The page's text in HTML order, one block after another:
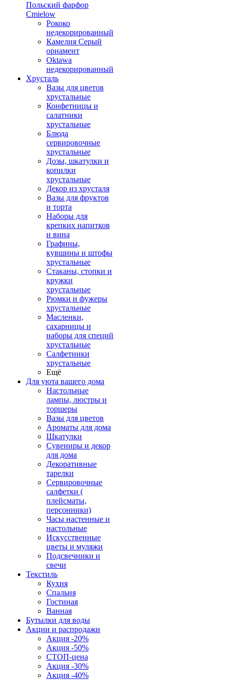
Польский фарфор
Сmielow
Рококо
недекорированный
Камелия Серый
орнамент
Oktawa
недекорированный
Хрусталь
Вазы для цветов
хрустальные
Конфетницы и
салатники
хрустальные
Блюда
сервировочные
хрустальные
Дозы, шкатулки и
копилки
хрустальные
Декор из хрусталя
Вазы для фруктов
и торта
Наборы для
крепких напитков
и вина
Графины,
кувшины и штофы
хрустальные
Стаканы, стопки и
кружки
хрустальные
Рюмки и фужеры
хрустальные
Масленки,
сахарницы и
наборы для специй
хрустальные
Салфетники
хрустальные
Ещё
Для уюта вашего дома
Настольные
лампы, люстры и
торшеры
Вазы для цветов
Ароматы для дома
Шкатулки
Сувениры и декор
для дома
Декоративные
тарелки
Сервировочные
салфетки (
плейсматы,
персонники)
Часы настенные и
настольные
Искусственные
цветы и муляжи
Подсвечники и
свечи
Текстиль
Кухня
Спальня
Гостиная
Ванная
Бутылки для воды
Акции и распродажи
Акция -20%
Акция -50%
СТОП-цена
Акция -30%
Акция -40%